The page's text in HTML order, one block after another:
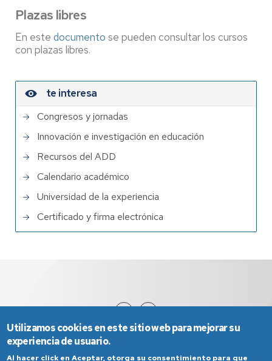
Plazas libres
En este documento se pueden consultar los cursos
con plazas libres.
te interesa
Congresos y jornadas
Innovación e investigación en educación
Recursos del ADD
Calendario académico
Universidad de la experiencia
Certificado y firma electrónica
Utilizamos cookies en este sitio web para mejorar su
experiencia de usuario.
Al hacer click en Aceptar, otorga su consentimiento para que